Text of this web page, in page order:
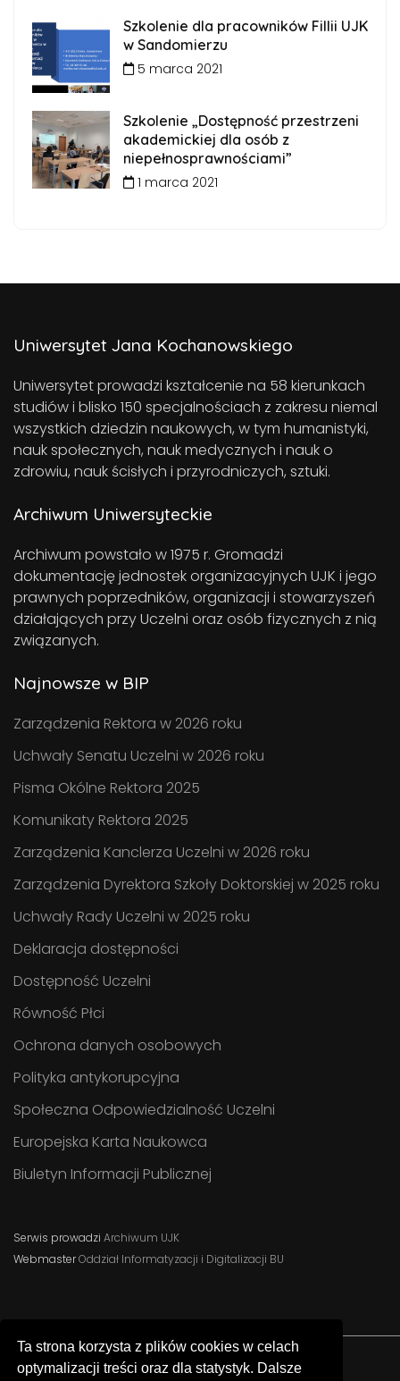
Szkolenie dla pracowników Fillii UJK
w Sandomierzu
5 marca 2021
Szkolenie „Dostępność przestrzeni
akademickiej dla osób z
niepełnosprawnościami”
1 marca 2021
Uniwersytet Jana Kochanowskiego
Uniwersytet prowadzi kształcenie na 58 kierunkach
studiów i blisko 150 specjalnościach z zakresu niemal
wszystkich dziedzin naukowych, w tym humanistyki,
nauk społecznych, nauk medycznych i nauk o
zdrowiu, nauk ścisłych i przyrodniczych, sztuki.
Archiwum Uniwersyteckie
Archiwum powstało w 1975 r. Gromadzi
dokumentację jednostek organizacyjnych UJK i jego
prawnych poprzedników, organizacji i stowarzyszeń
działających przy Uczelni oraz osób fizycznych z nią
związanych.
Najnowsze w BIP
Zarządzenia Rektora w 2026 roku
Uchwały Senatu Uczelni w 2026 roku
Pisma Okólne Rektora 2025
Komunikaty Rektora 2025
Zarządzenia Kanclerza Uczelni w 2026 roku
Zarządzenia Dyrektora Szkoły Doktorskiej w 2025 roku
Uchwały Rady Uczelni w 2025 roku
Deklaracja dostępności
Dostępność Uczelni
Równość Płci
Ochrona danych osobowych
Polityka antykorupcyjna
Społeczna Odpowiedzialność Uczelni
Europejska Karta Naukowca
Biuletyn Informacji Publicznej
Serwis prowadzi Archiwum UJK
WebmasterOddział Informatyzacji i Digitalizacji BU
Ta strona korzysta z plików cookies w celach
optymalizacji treści oraz dla statystyk. Dalsze